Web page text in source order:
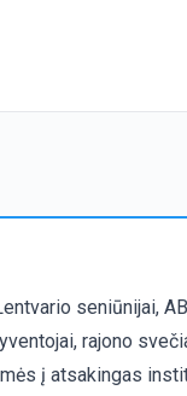
seniūnijai, AB
rajono
į atsakingas